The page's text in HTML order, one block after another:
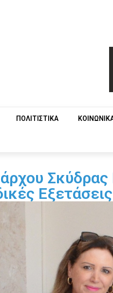
ΠΟΛΙΤΙΣΤΙΚΑ
Σκύδρας